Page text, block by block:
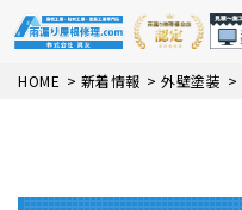
SkipHOME > 新着情報 > 外壁塗装 >